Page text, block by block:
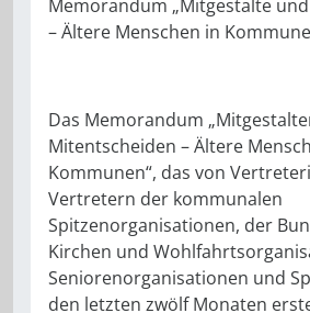
Memorandum „Mitgestalte
– Ältere Menschen in
Das Memorandum
Mitentscheiden – Ältere
Kommunen“, das von
Vertretern der kommunalen
Spitzenorganisationen, der
Kirchen und
Seniorenorganisationen und
den letzten zwölf Monaten